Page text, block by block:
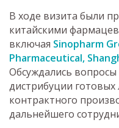
В ходе визита были
китайскими
включая Sinopharm
Pharmaceutical,
Обсуждались вопросы
дистрибуции готовых
контрактного
дальнейшего